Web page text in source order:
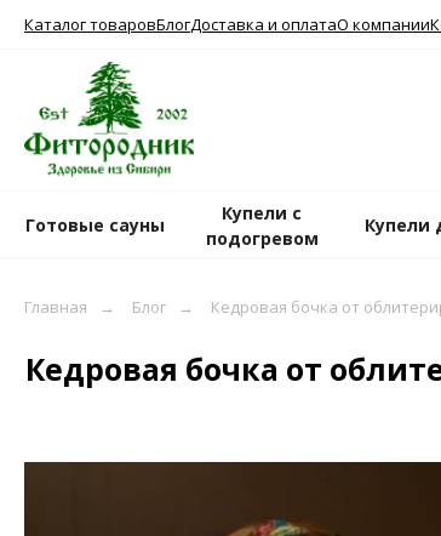
Каталог товаровБлогДоставка и оплатаО компании
Готовые сауны
Купели с
подогревом
Купели
Главная → Блог → Кедровая бочка от
Кедровая бочка от